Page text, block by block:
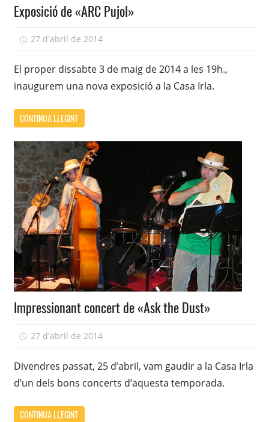
Exposició de «ARC Pujol»
27 d'abril de 2014
El proper dissabte 3 de maig de 2014 a les 19h.,
inaugurem una nova exposició a la Casa Irla.
CONTINUA LLEGINT
Impressionant concert de «Ask the Dust»
27 d'abril de 2014
Divendres passat, 25 d’abril, vam gaudir a la Casa Irla
d’un dels bons concerts d’aquesta temporada.
CONTINUA LLEGINT